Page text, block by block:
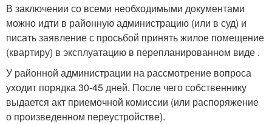
В заключении со всеми необходимыми документами
можно идти в районную администрацию (или в суд) и
писать заявление с просьбой принять жилое помещение
(квартиру) в эксплуатацию в перепланированном виде .
У районной администрации на рассмотрение вопроса
уходит порядка 30-45 дней. После чего собственнику
выдается акт приемочной комиссии (или распоряжение
о произведенном переустройстве).